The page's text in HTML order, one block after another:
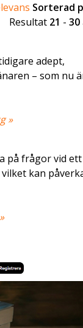
Sorterad
Resultat 21 -30
adept,
– som nu
»
på frågor vid ett
kan